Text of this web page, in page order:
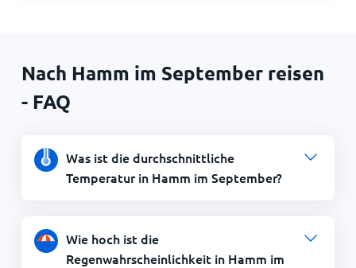
Nach Hamm im September reisen
- FAQ
Was ist die durchschnittliche
Temperatur in Hamm im September?
Wie hoch ist die
Regenwahrscheinlichkeit in Hamm im